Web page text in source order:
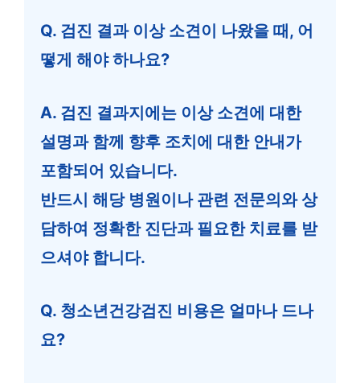
Q. 검진 결과 이상 소견이 나왔을 때, 어
떻게 해야 하나요?
A. 검진 결과지에는 이상 소견에 대한
설명과 함께 향후 조치에 대한 안내가
포함되어 있습니다.
반드시 해당 병원이나 관련 전문의와 상
담하여 정확한 진단과 필요한 치료를 받
으셔야 합니다.
Q. 청소년건강검진 비용은 얼마나 드나
요?